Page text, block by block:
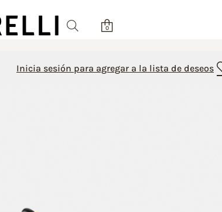
0
Inicia sesión para agregar a la lista de deseos